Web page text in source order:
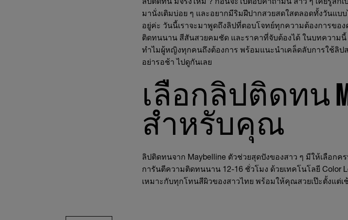
มานั่งเติมบ่อย ๆ และอยากมีริมฝีปากสวยสดใสตลอดทั้งวันแ
อยู่ค่ะ วันนี้เราจะมาพูดถึงลิปที่ตอบโจทย์ทุกความต้องการขอ
ติดทนนาน สีสันสวยคมชัด และราคาที่จับต้องได้ ในบทความนี้
ทำไมผู้หญิงทุกคนถึงต้องการ พร้อมแนะนำเคล็ดลับการใช้ลิ
อย่ารอช้า ไปดูกันเลย
เลือกลิปติดทน
สำหรับคุณ
ลิปติดทนจาก Maybelline ตัวช่วยสุดปังของสาว ๆ มีให้เลือก
การันตีความติดทนนาน 12-16 ชั่วโมง ด้วยเทคโนโลยี Color
เหมาะกับทุกโทนสีผิวของสาวไทย พร้อมให้คุณสวยเป๊ะตั้งแต่เ